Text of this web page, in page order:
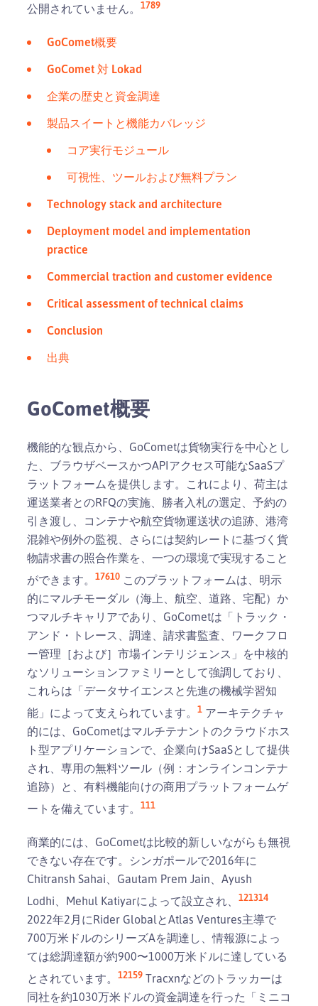
公開されていません。 1789
GoComet概要
GoComet 対 Lokad
企業の歴史と資金調達
製品スイートと機能カバレッジ
コア実行モジュール
可視性、ツールおよび無料プラン
Technology stack and architecture
Deployment model and implementation
practice
Commercial traction and customer evidence
Critical assessment of technical claims
Conclusion
出典
GoComet概要
機能的な観点から、GoCometは貨物実行を中心とし
た、ブラウザベースかつAPIアクセス可能なSaaSプ
ラットフォームを提供します。これにより、荷主は
運送業者とのRFQの実施、勝者入札の選定、予約の
引き渡し、コンテナや航空貨物運送状の追跡、港湾
混雑や例外の監視、さらには契約レートに基づく貨
物請求書の照合作業を、一つの環境で実現すること
ができます。 17610 このプラットフォームは、明示
的にマルチモーダル（海上、航空、道路、宅配）か
つマルチキャリアであり、GoCometは「トラック・
アンド・トレース、調達、請求書監査、ワークフロ
ー管理［および］市場インテリジェンス」を中核的
なソリューションファミリーとして強調しており、
これらは「データサイエンスと先進の機械学習知
能」によって支えられています。 1 アーキテクチャ
的には、GoCometはマルチテナントのクラウドホス
ト型アプリケーションで、企業向けSaaSとして提供
され、専用の無料ツール（例：オンラインコンテナ
追跡）と、有料機能向けの商用プラットフォームゲ
ートを備えています。 111
商業的には、GoCometは比較的新しいながらも無視
できない存在です。シンガポールで2016年に
Chitransh Sahai、Gautam Prem Jain、Ayush
Lodhi、Mehul Katiyarによって設立され、 121314
2022年2月にRider GlobalとAtlas Ventures主導で
700万米ドルのシリーズAを調達し、情報源によっ
ては総調達額が約900〜1000万米ドルに達している
とされています。 12159 Tracxnなどのトラッカーは
同社を約1030万米ドルの資金調達を行った「ミニコ